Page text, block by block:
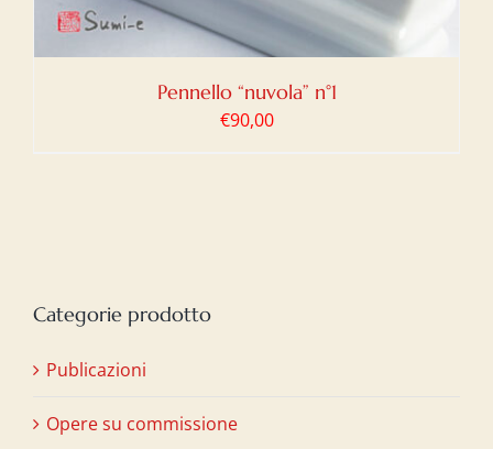
Pennello “nuvola” n°1
€90,00
Categorie prodotto
Publicazioni
Opere su commissione